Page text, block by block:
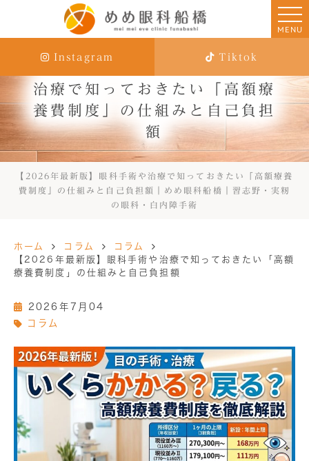
MENU
Instagram Tiktok
【2026年最新版】眼科手術や
治療で知っておきたい「高額療
養費制度」の仕組みと自己負担
額
【2026年最新版】眼科手術や治療で知っておきたい「高額療養
費制度」の仕組みと自己負担額｜めめ眼科船橋｜習志野・実籾
の眼科・白内障手術
ホーム コラム
コラム
【2026年最新版】眼科手術や治療で知っておきたい「高額
療養費制度」の仕組みと自己負担額
2026年7月04
コラム